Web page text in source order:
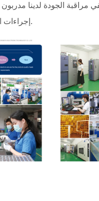
الجودة لدينا مدربون
إجراءات الاختبار الصارمة.